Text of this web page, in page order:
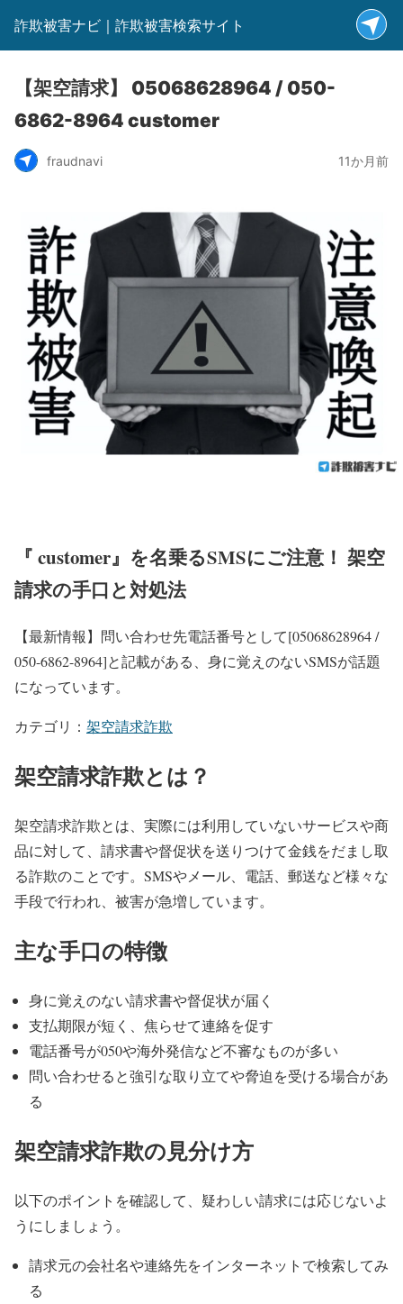
詐欺被害ナビ｜詐欺被害検索サイト
【架空請求】 05068628964 / 050-
6862-8964 customer
fraudnavi 11か月前
『 customer』を名乗るSMSにご注意！ 架空
請求の手口と対処法
【最新情報】問い合わせ先電話番号として[05068628964 /
050-6862-8964]と記載がある、身に覚えのないSMSが話題
になっています。
カテゴリ： 架空請求詐欺
架空請求詐欺とは？
架空請求詐欺とは、実際には利用していないサービスや商
品に対して、請求書や督促状を送りつけて金銭をだまし取
る詐欺のことです。SMSやメール、電話、郵送など様々な
手段で行われ、被害が急増しています。
主な手口の特徴
身に覚えのない請求書や督促状が届く
支払期限が短く、焦らせて連絡を促す
電話番号が050や海外発信など不審なものが多い
問い合わせると強引な取り立てや脅迫を受ける場合があ
る
架空請求詐欺の見分け方
以下のポイントを確認して、疑わしい請求には応じないよ
うにしましょう。
請求元の会社名や連絡先をインターネットで検索してみ
る